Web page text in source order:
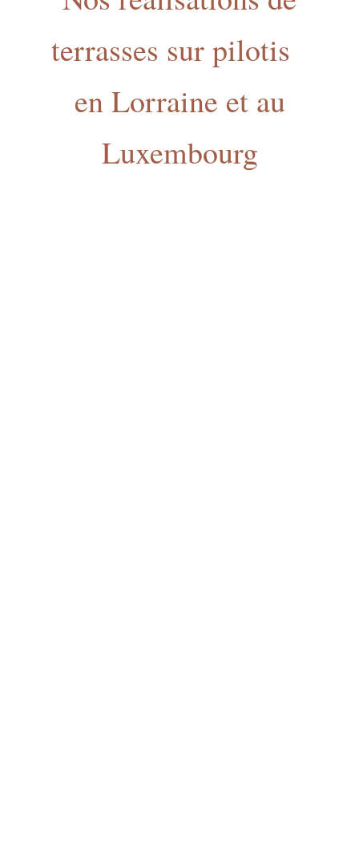
terrasses sur pilotis
en Lorraine et au
Luxembourg